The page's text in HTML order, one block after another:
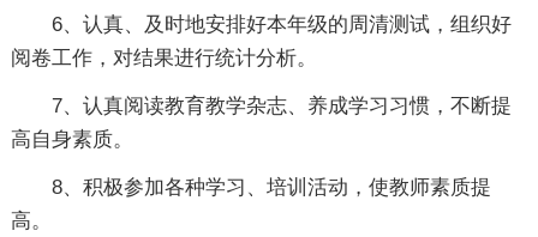
6、认真、及时地安排好本年级的周清测试，组织好
阅卷工作，对结果进行统计分析。
7、认真阅读教育教学杂志、养成学习习惯，不断提
高自身素质。
8、积极参加各种学习、培训活动，使教师素质提
高。